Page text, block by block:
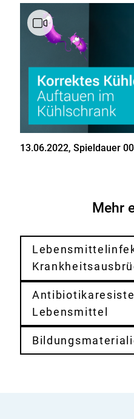
Stand
13.06.2022, Spieldauer
Mehr
Lebensmittel